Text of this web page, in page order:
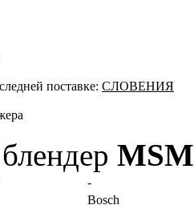
поставке: СЛОВЕНИЯ
-
Bosch